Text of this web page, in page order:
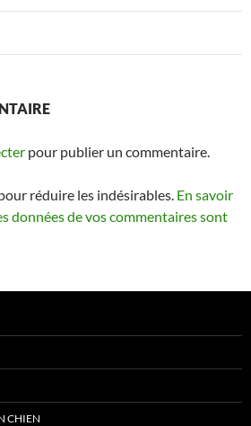
pour publier un commentaire.
réduire les indésirables. En savoir
données de vos commentaires sont
CHIEN